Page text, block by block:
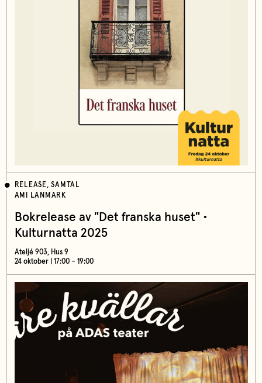
RELEASE, SAMTAL
AMI LANMARK
Bokrelease av "Det franska huset" •
Kulturnatta 2025
Ateljé 903, Hus 9
24 oktober | 17:00 – 19:00